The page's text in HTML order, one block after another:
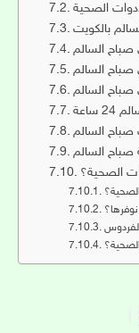
الصحية
بالكويت
السالم
السالم
السالم
ساعة
صباح السالم
السالم
الصحية؟